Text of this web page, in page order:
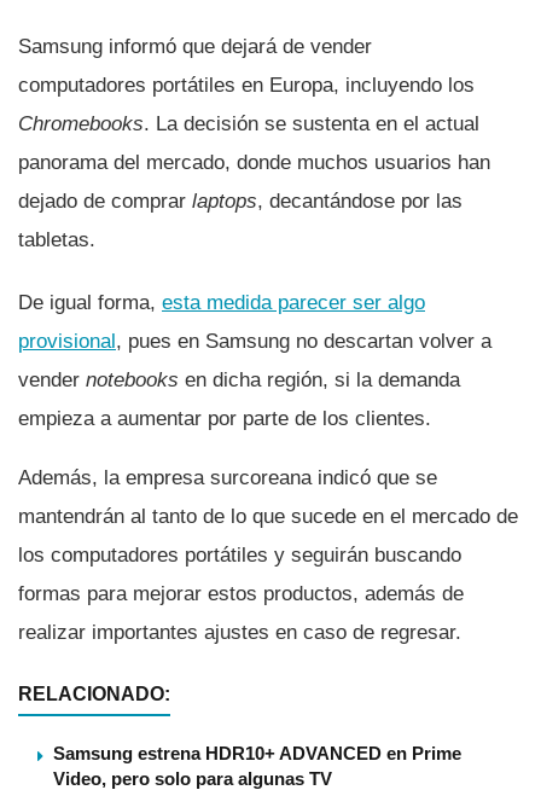
Samsung informó que dejará de vender
computadores portátiles en Europa, incluyendo los
Chromebooks. La decisión se sustenta en el actual
panorama del mercado, donde muchos usuarios han
dejado de comprar laptops, decantándose por las
tabletas.
De igual forma, esta medida parecer ser algo
provisional, pues en Samsung no descartan volver a
vender notebooks en dicha región, si la demanda
empieza a aumentar por parte de los clientes.
Además, la empresa surcoreana indicó que se
mantendrán al tanto de lo que sucede en el mercado de
los computadores portátiles y seguirán buscando
formas para mejorar estos productos, además de
realizar importantes ajustes en caso de regresar.
RELACIONADO:
Samsung estrena HDR10+ ADVANCED en Prime
Video, pero solo para algunas TV